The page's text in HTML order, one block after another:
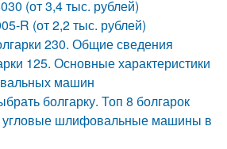
(от 3,4 тыс. рублей)
R (от 2,2 тыс. рублей)
230. Общие сведения
125. Основные характеристики
машин
болгарку. Топ 8 болгарок
шлифовальные машины в